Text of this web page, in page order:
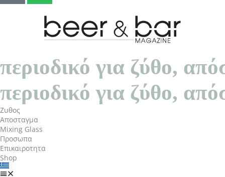
περιοδικό για ζύθο, από
περιοδικό για ζύθο, από
Ζυθος
Αποσταγμα
Mixing Glass
Προσωπα
Επικαιροτητα
Shop